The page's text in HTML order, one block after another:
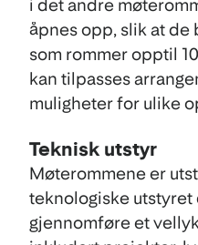
i det andre
åpnes opp, slik at de
som rommer opptil
kan tilpasses
muligheter for ulike
Teknisk utstyr
Møterommene er
teknologiske utstyret
gjennomføre et